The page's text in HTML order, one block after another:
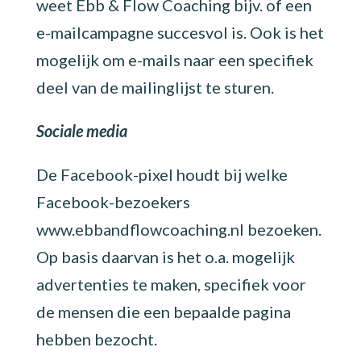
weet Ebb & Flow Coaching bijv. of een
e-mailcampagne succesvol is. Ook is het
mogelijk om e-mails naar een specifiek
deel van de mailinglijst te sturen.
Sociale media
De Facebook-pixel houdt bij welke
Facebook-bezoekers
www.ebbandflowcoaching.nl bezoeken.
Op basis daarvan is het o.a. mogelijk
advertenties te maken, specifiek voor
de mensen die een bepaalde pagina
hebben bezocht.